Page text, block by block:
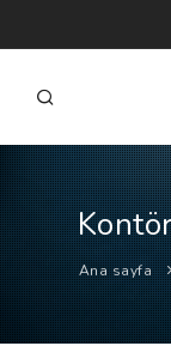
FIRMALAR
ÜRÜNLER
NASIL
Ana sayfa